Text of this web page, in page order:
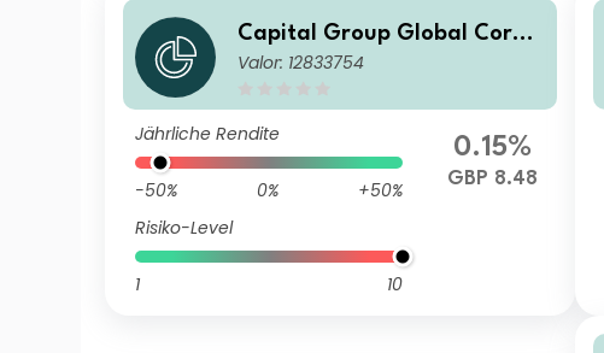
Capital Group Global Corpo
rate Bond Fund (LUX) Bdh-G
Valor: 12833754
Jährliche Rendite
-50% 0%
+50%
Risiko-Level
1 10
0.15%
GBP 8.48